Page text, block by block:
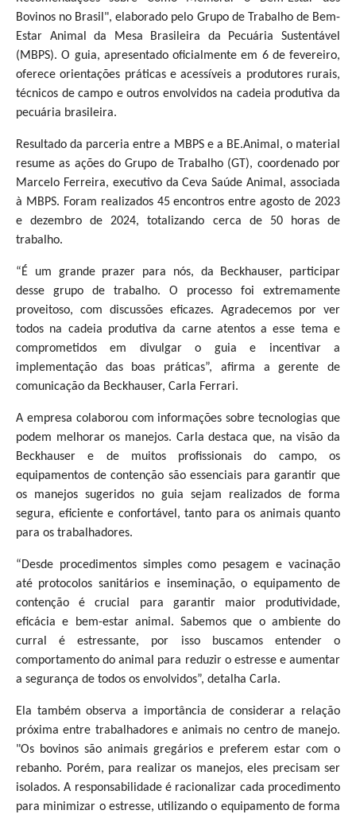
Bovinos no Brasil", elaborado pelo Grupo de Trabalho de Bem-
Estar Animal da Mesa Brasileira da Pecuária Sustentável
(MBPS). O guia, apresentado oficialmente em 6 de fevereiro,
oferece orientações práticas e acessíveis a produtores rurais,
técnicos de campo e outros envolvidos na cadeia produtiva da
pecuária brasileira.
Resultado da parceria entre a MBPS e a BE.Animal, o material
resume as ações do Grupo de Trabalho (GT), coordenado por
Marcelo Ferreira, executivo da Ceva Saúde Animal, associada
à MBPS. Foram realizados 45 encontros entre agosto de 2023
e dezembro de 2024, totalizando cerca de 50 horas de
trabalho.
“É um grande prazer para nós, da Beckhauser, participar
desse grupo de trabalho. O processo foi extremamente
proveitoso, com discussões eficazes. Agradecemos por ver
todos na cadeia produtiva da carne atentos a esse tema e
comprometidos em divulgar o guia e incentivar a
implementação das boas práticas”, afirma a gerente de
comunicação da Beckhauser, Carla Ferrari.
A empresa colaborou com informações sobre tecnologias que
podem melhorar os manejos. Carla destaca que, na visão da
Beckhauser e de muitos profissionais do campo, os
equipamentos de contenção são essenciais para garantir que
os manejos sugeridos no guia sejam realizados de forma
segura, eficiente e confortável, tanto para os animais quanto
para os trabalhadores.
“Desde procedimentos simples como pesagem e vacinação
até protocolos sanitários e inseminação, o equipamento de
contenção é crucial para garantir maior produtividade,
eficácia e bem-estar animal. Sabemos que o ambiente do
curral é estressante, por isso buscamos entender o
comportamento do animal para reduzir o estresse e aumentar
a segurança de todos os envolvidos”, detalha Carla.
Ela também observa a importância de considerar a relação
próxima entre trabalhadores e animais no centro de manejo.
"Os bovinos são animais gregários e preferem estar com o
rebanho. Porém, para realizar os manejos, eles precisam ser
isolados. A responsabilidade é racionalizar cada procedimento
para minimizar o estresse, utilizando o equipamento de forma